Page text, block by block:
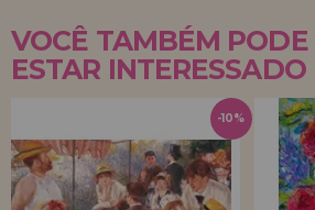
VOCÊ TAMBÉM PODE
ESTAR INTERESSADO
-10%